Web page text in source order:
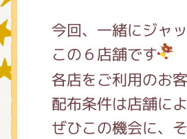
今回、一緒にジャ
この６店舗です
各店をご利用のお
配布条件は店舗に
ぜひこの機会に、
おたのしみコン
チア ジャッキー